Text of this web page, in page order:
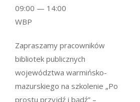
Zapraszamy pracowników
bibliotek publicznych
województwa warmińsko-
mazurskiego na szkolenie „Po
prostu przyjdź i bądź” –
09:00 — 14:00
WBP